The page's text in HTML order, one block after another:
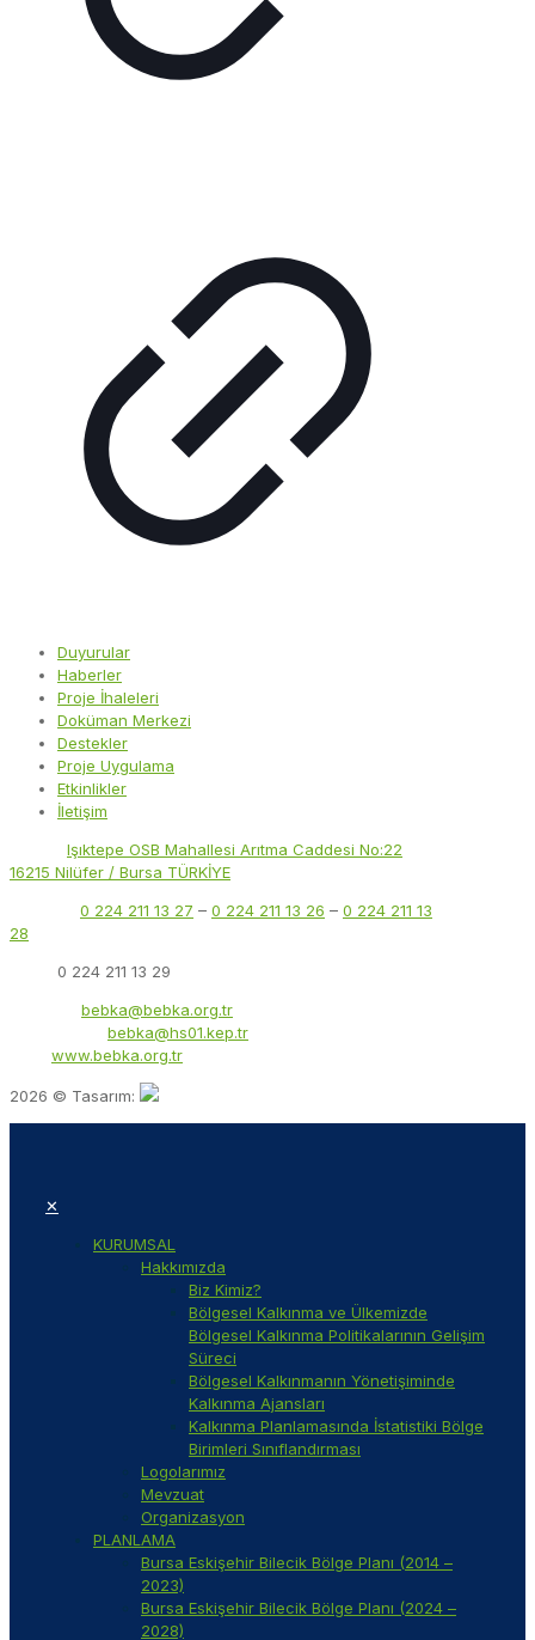
Duyurular
Haberler
Proje İhaleleri
Doküman Merkezi
Destekler
Proje Uygulama
Etkinlikler
İletişim
Işıktepe OSB Mahallesi Arıtma Caddesi No:22
16215 Nilüfer / Bursa TÜRKİYE
0 224 211 13 27 – 0 224 211 13 26 – 0 224 211 13
28
0 224 211 13 29
bebka@bebka.org.tr
bebka@hs01.kep.tr
www.bebka.org.tr
2026 © Tasarım:
✕
KURUMSAL
Hakkımızda
Biz Kimiz?
Bölgesel Kalkınma ve Ülkemizde
Bölgesel Kalkınma Politikalarının Gelişim
Süreci
Bölgesel Kalkınmanın Yönetişiminde
Kalkınma Ajansları
Kalkınma Planlamasında İstatistiki Bölge
Birimleri Sınıflandırması
Logolarımız
Mevzuat
Organizasyon
PLANLAMA
Bursa Eskişehir Bilecik Bölge Planı (2014 –
2023)
Bursa Eskişehir Bilecik Bölge Planı (2024 –
2028)